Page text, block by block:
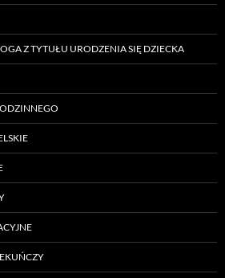
Z TYTUŁU URODZENIA SIĘ DZIECKA